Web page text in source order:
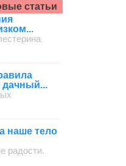
статьи
дачный...
наше тело
радости.